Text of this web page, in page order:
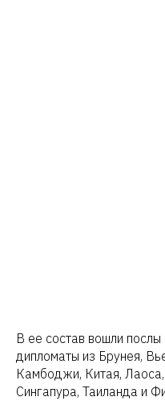
В ее состав вошли
дипломаты из Брунея,
Камбоджи, Китая,
Сингапура, Таиланда и